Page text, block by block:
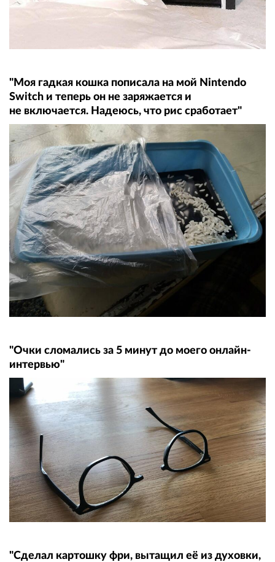
"Моя гадкая кошка пописала на мой Nintendo
Switch и теперь он не заряжается и
не включается. Надеюсь, что рис сработает"
"Очки сломались за 5 минут до моего онлайн-
интервью"
"Сделал картошку фри, вытащил её из духовки,